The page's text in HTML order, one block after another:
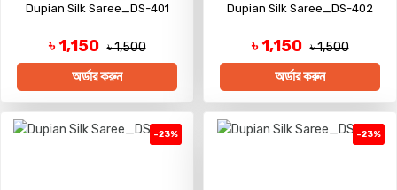
Dupian Silk Saree_DS-401
৳ 1,150 ৳ 1,500
অর্ডার করুন
Dupian Silk Saree_DS-402
৳ 1,150 ৳ 1,500
অর্ডার করুন
-23% -23%